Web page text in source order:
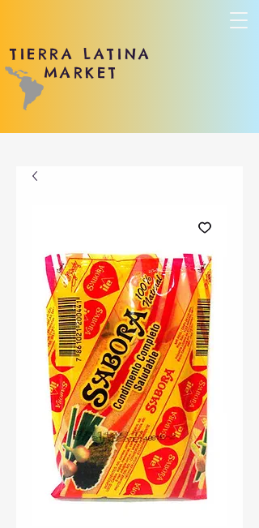
TIERRA LATINA
MARKET